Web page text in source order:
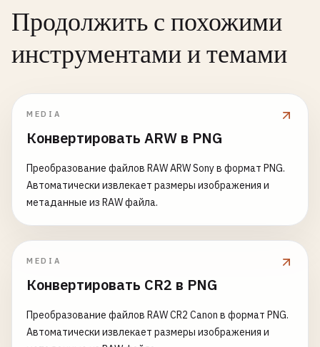
Продолжить с похожими
инструментами и темами
MEDIA
Конвертировать ARW в PNG
Преобразование файлов RAW ARW Sony в формат PNG.
Автоматически извлекает размеры изображения и
метаданные из RAW файла.
MEDIA
Конвертировать CR2 в PNG
Преобразование файлов RAW CR2 Canon в формат PNG.
Автоматически извлекает размеры изображения и